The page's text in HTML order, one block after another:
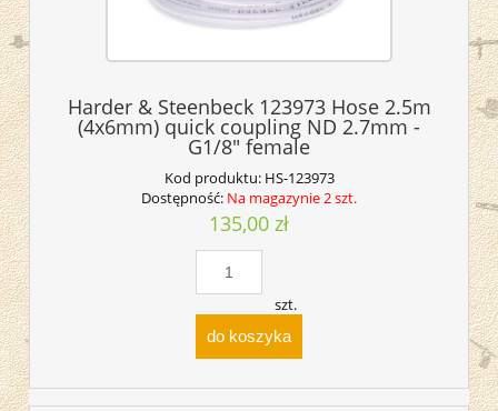
Harder & Steenbeck 123973 Hose 2.5m
(4x6mm) quick coupling ND 2.7mm -
G1/8" female
Kod produktu: HS-123973
Dostępność: Na magazynie 2 szt.
135,00 zł
szt.
do koszyka